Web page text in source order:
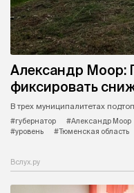
Александр Моор:
фиксировать
В трех муниципалитетах
#губернатор
#Александр Моор
#уровень
#Тюменская область
Вслух.ру